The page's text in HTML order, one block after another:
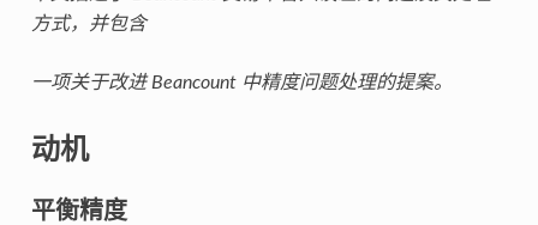
方式，并包含
一项关于改进 Beancount 中精度问题处理的提案。
动机
平衡精度